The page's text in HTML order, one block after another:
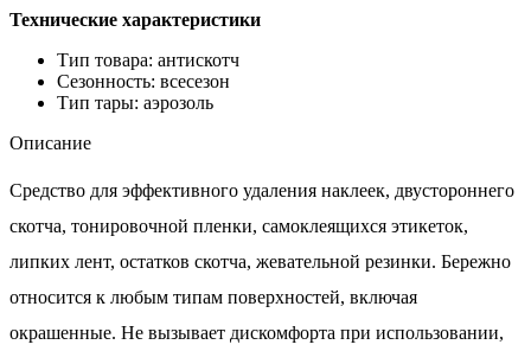
Технические характеристики
Тип товара: антискотч
Сезонность: всесезон
Тип тары: аэрозоль
Описание
Средство для эффективного удаления наклеек, двустороннего
скотча, тонировочной пленки, самоклеящихся этикеток,
липких лент, остатков скотча, жевательной резинки. Бережно
относится к любым типам поверхностей, включая
окрашенные. Не вызывает дискомфорта при использовании,